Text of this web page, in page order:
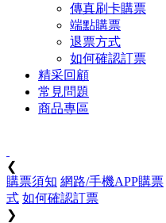
傳真刷卡購票
端點購票
退票方式
如何確認訂票
精采回顧
常見問題
商品專區
❮
購票須知 網路/手機APP購票
式 如何確認訂票
❯